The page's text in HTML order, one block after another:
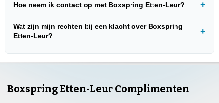
Hoe neem ik contact op met Boxspring Etten-Leur?
Wat zijn mijn rechten bij een klacht over Boxspring
Etten-Leur?
Boxspring Etten-Leur Complimenten